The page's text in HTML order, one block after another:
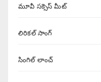
మూవీ సక్సెస్ మీట్
లిరికల్ సాంగ్
సింగిల్ లాంచ్